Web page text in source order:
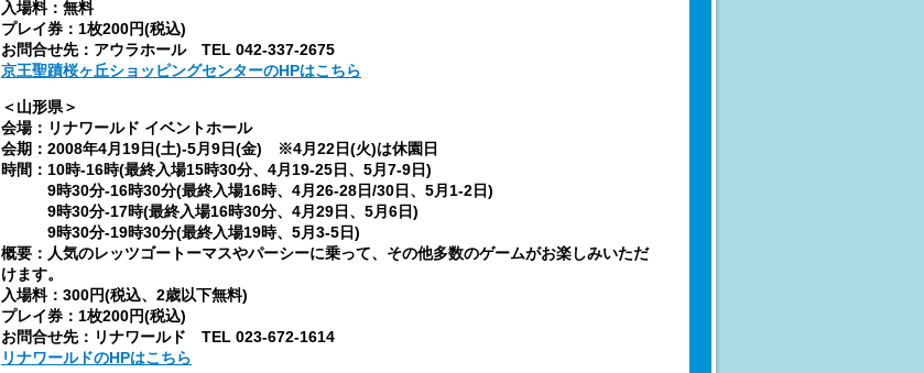
入場料：無料
プレイ券：1枚200円(税込)
お問合せ先：アウラホール TEL 042-337-2675
京王聖蹟桜ヶ丘ショッピングセンターのHPはこちら
＜山形県＞
会場：リナワールド イベントホール
会期：2008年4月19日(土)-5月9日(金) ※4月22日(火)は休園日
時間：10時-16時(最終入場15時30分、4月19-25日、5月7-9日)
9時30分-16時30分(最終入場16時、4月26-28日/30日、5月1-2日)
9時30分-17時(最終入場16時30分、4月29日、5月6日)
9時30分-19時30分(最終入場19時、5月3-5日)
概要：人気のレッツゴートーマスやパーシーに乗って、その他多数のゲームがお楽しみいただ
けます。
入場料：300円(税込、2歳以下無料)
プレイ券：1枚200円(税込)
お問合せ先：リナワールド TEL 023-672-1614
リナワールドのHPはこちら